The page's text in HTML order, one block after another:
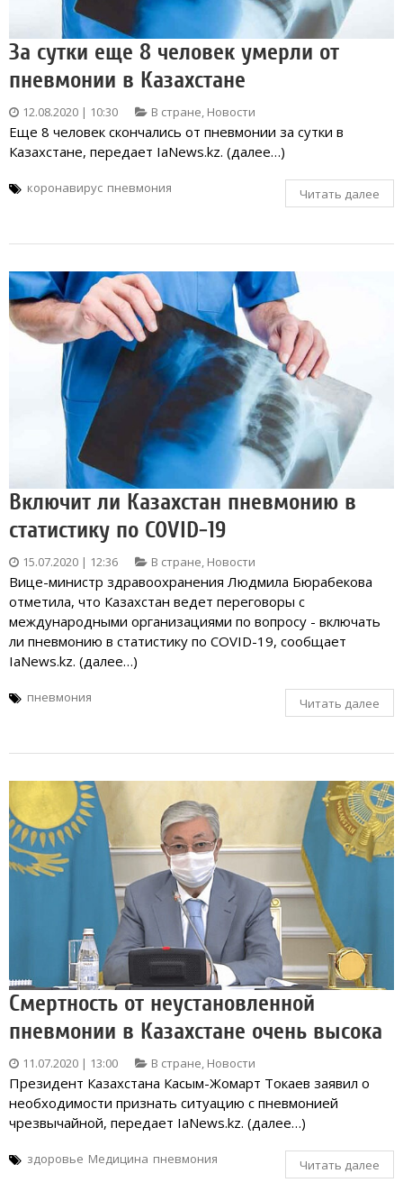
За сутки еще 8 человек умерли от
пневмонии в Казахстане
12.08.2020 | 10:30 В стране, Новости
Еще 8 человек скончались от пневмонии за сутки в
Казахстане, передает IaNews.kz. (далее…)
коронавирус пневмония Читать далее
Включит ли Казахстан пневмонию в
статистику по COVID-19
15.07.2020 | 12:36 В стране, Новости
Вице-министр здравоохранения Людмила Бюрабекова
отметила, что Казахстан ведет переговоры с
международными организациями по вопросу - включать
ли пневмонию в статистику по COVID-19, сообщает
IaNews.kz. (далее…)
пневмония Читать далее
Смертность от неустановленной
пневмонии в Казахстане очень высока
11.07.2020 | 13:00 В стране, Новости
Президент Казахстана Касым-Жомарт Токаев заявил о
необходимости признать ситуацию с пневмонией
чрезвычайной, передает IaNews.kz. (далее…)
здоровье Медицина пневмония Читать далее